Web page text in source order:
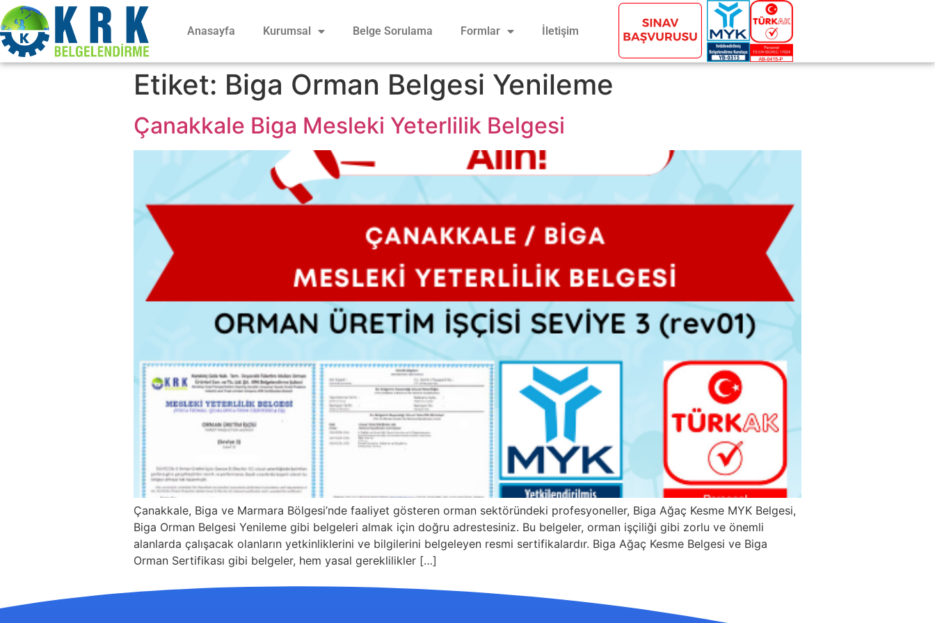
Anasayfa Kurumsal Belge Sorulama Formlar İletişim
Etiket: Biga Orman Belgesi Yenileme
Çanakkale Biga Mesleki Yeterlilik Belgesi
Çanakkale, Biga ve Marmara Bölgesi’nde faaliyet gösteren orman sektöründeki profesyoneller, Biga Ağaç Kesme MYK Belgesi,
Biga Orman Belgesi Yenileme gibi belgeleri almak için doğru adrestesiniz. Bu belgeler, orman işçiliği gibi zorlu ve önemli
alanlarda çalışacak olanların yetkinliklerini ve bilgilerini belgeleyen resmi sertifikalardır. Biga Ağaç Kesme Belgesi ve Biga
Orman Sertifikası gibi belgeler, hem yasal gereklilikler […]